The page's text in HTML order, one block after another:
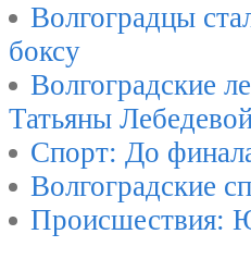
Волгоградцы
боксу
Волгоградские
Татьяны
Спорт: До
Волгоградские
Происшествия: